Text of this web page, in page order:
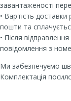
завантаженості
• Вартість
пошти та
• Після
повідомлення з
Ми забезпечуємо
Комплектація